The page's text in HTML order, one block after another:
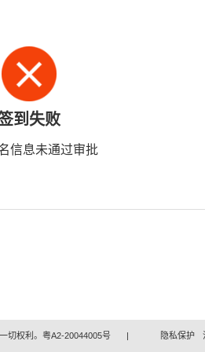
到失败
信息未通过审批
切权利。粤A2-20044005号 | 隐私保护